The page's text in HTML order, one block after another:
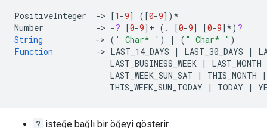
PositiveInteger -> [1 -9] ( [0-9] ) *
Number
-> - ? [0-9]+ (. [0-9] [0-9]*) ?
String
-> ( ' Char* ' ) | ( " Char* " )
Function
-> LAST_14_DAYS | LAST_30_DAYS |
LAST_BUSINESS_WEEK | LAST_MONTH
LAST_WEEK_SUN_SAT
| THIS_MONTH
|
THIS_WEEK_SUN_TODAY
| TODAY |
? isteğe bağlı bir öğeyi gösterir.